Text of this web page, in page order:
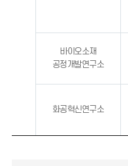
바이오소재
공정개발연구소
화공혁신연구소